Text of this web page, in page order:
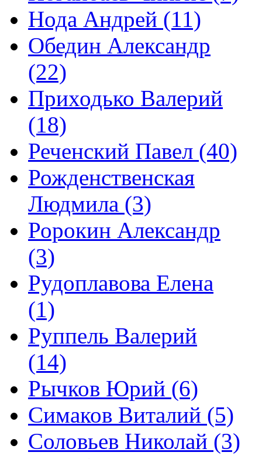
Нода Андрей (11)
Обедин Александр
(22)
Приходько Валерий
(18)
Реченский Павел (40)
Рожденственская
Людмила (3)
Ророкин Александр
(3)
Рудоплавова Елена
(1)
Руппель Валерий
(14)
Рычков Юрий (6)
Симаков Виталий (5)
Соловьев Николай (3)